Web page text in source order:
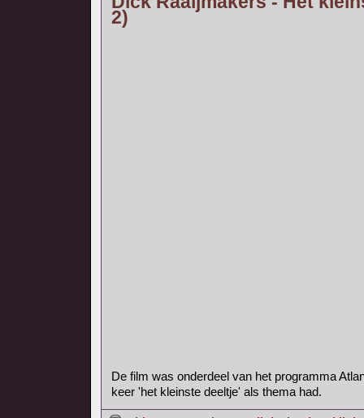
2)
De film was onderdeel van het programma
keer 'het kleinste deeltje' als thema had.